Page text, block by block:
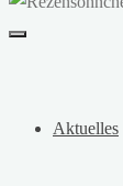
Aktuelles